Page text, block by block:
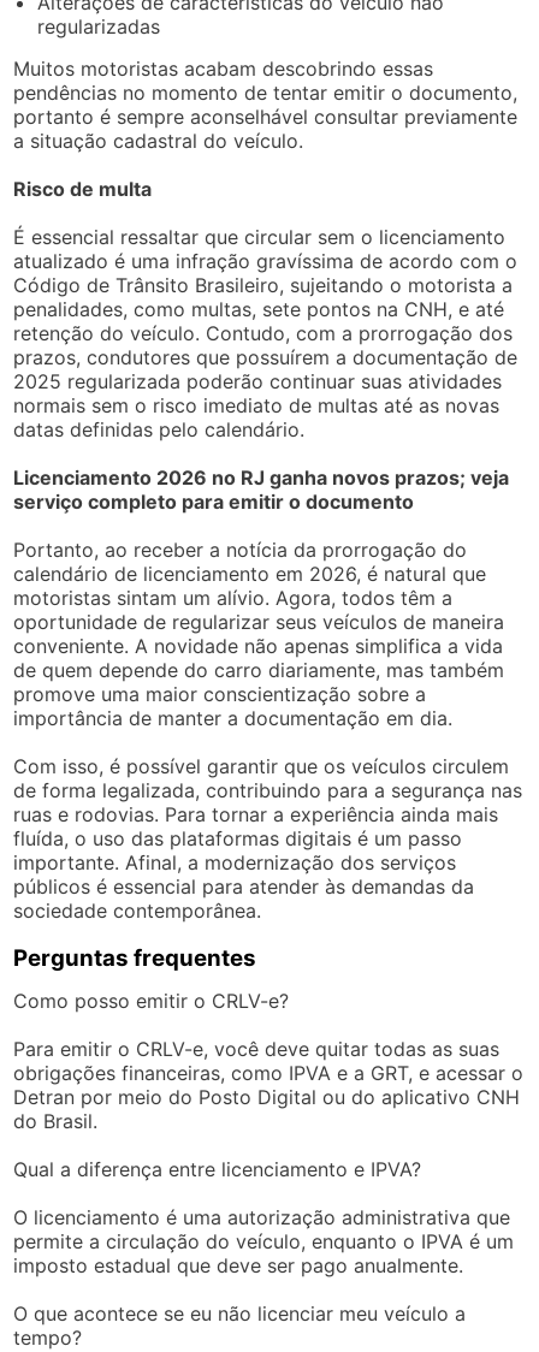
regularizadas
Muitos motoristas acabam descobrindo essas
pendências no momento de tentar emitir o documento,
portanto é sempre aconselhável consultar previamente
a situação cadastral do veículo.
Risco de multa
É essencial ressaltar que circular sem o licenciamento
atualizado é uma infração gravíssima de acordo com o
Código de Trânsito Brasileiro, sujeitando o motorista a
penalidades, como multas, sete pontos na CNH, e até
retenção do veículo. Contudo, com a prorrogação dos
prazos, condutores que possuírem a documentação de
2025 regularizada poderão continuar suas atividades
normais sem o risco imediato de multas até as novas
datas definidas pelo calendário.
Licenciamento 2026 no RJ ganha novos prazos; veja
serviço completo para emitir o documento
Portanto, ao receber a notícia da prorrogação do
calendário de licenciamento em 2026, é natural que
motoristas sintam um alívio. Agora, todos têm a
oportunidade de regularizar seus veículos de maneira
conveniente. A novidade não apenas simplifica a vida
de quem depende do carro diariamente, mas também
promove uma maior conscientização sobre a
importância de manter a documentação em dia.
Com isso, é possível garantir que os veículos circulem
de forma legalizada, contribuindo para a segurança nas
ruas e rodovias. Para tornar a experiência ainda mais
fluída, o uso das plataformas digitais é um passo
importante. Afinal, a modernização dos serviços
públicos é essencial para atender às demandas da
sociedade contemporânea.
Perguntas frequentes
Como posso emitir o CRLV-e?
Para emitir o CRLV-e, você deve quitar todas as suas
obrigações financeiras, como IPVA e a GRT, e acessar o
Detran por meio do Posto Digital ou do aplicativo CNH
do Brasil.
Qual a diferença entre licenciamento e IPVA?
O licenciamento é uma autorização administrativa que
permite a circulação do veículo, enquanto o IPVA é um
imposto estadual que deve ser pago anualmente.
O que acontece se eu não licenciar meu veículo a
tempo?